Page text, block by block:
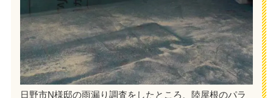
日野市N様邸の雨漏り調査をしたところ、陸屋根のパラ